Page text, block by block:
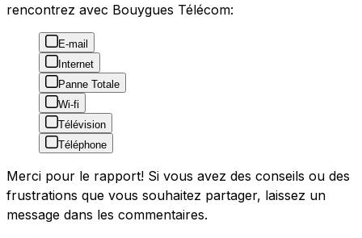
rencontrez avec Bouygues Télécom:
E-mail
Internet
Panne Totale
Wi-fi
Télévision
Téléphone
Merci pour le rapport! Si vous avez des conseils ou des
frustrations que vous souhaitez partager, laissez un
message dans les commentaires.